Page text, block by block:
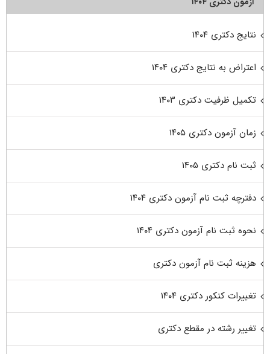
نتایج دکتری ۱۴۰۴
اعتراض به نتایج دکتری ۱۴۰۴
تکمیل ظرفیت دکتری ۱۴۰۳
زمان آزمون دکتری ۱۴۰۵
ثبت نام دکتری ۱۴۰۵
دفترچه ثبت نام آزمون دکتری ۱۴۰۴
نحوه ثبت نام آزمون دکتری ۱۴۰۴
هزینه ثبت نام آزمون دکتری
تغییرات کنکور دکتری ۱۴۰۴
تغییر رشته در مقطع دکتری